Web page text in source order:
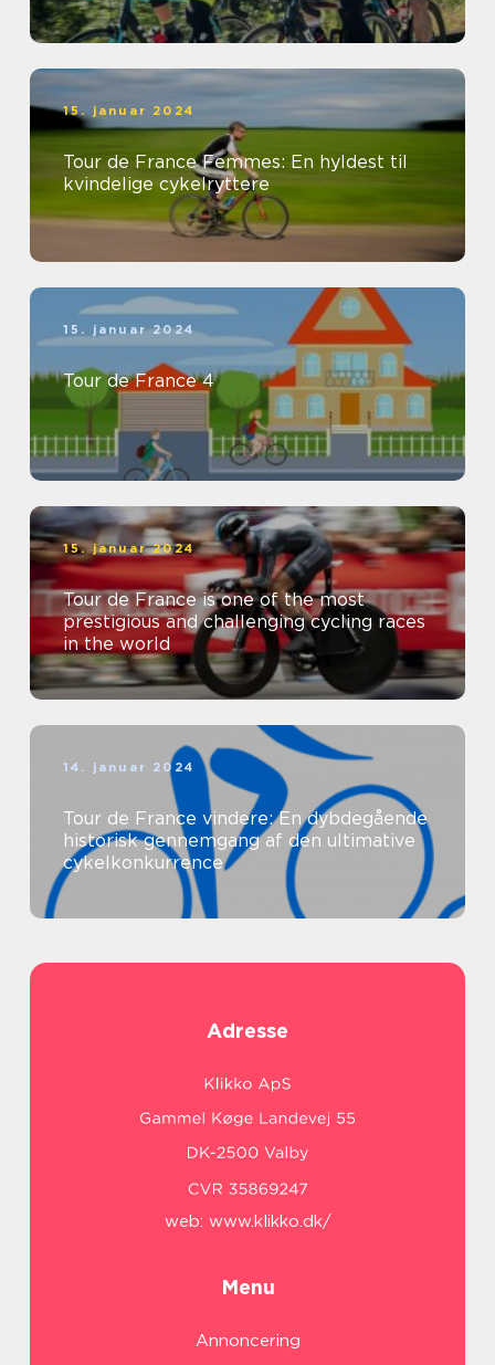
15. januar 2024
Tour de France Femmes: En hyldest til
kvindelige cykelryttere
15. januar 2024
Tour de France 4
15. januar 2024
Tour de France is one of the most
prestigious and challenging cycling races
in the world
14. januar 2024
Tour de France vindere: En dybdegående
historisk gennemgang af den ultimative
cykelkonkurrence
Adresse
web: www.klikko.dk/
Menu
Annoncering